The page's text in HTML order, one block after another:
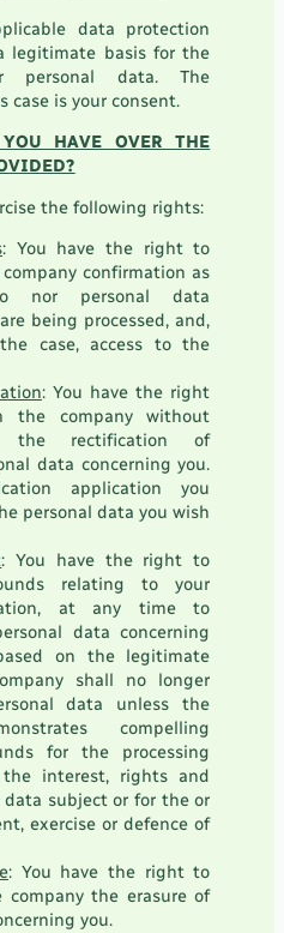
data protection
legitimate basis for the
personal data. The
is your consent.
HAVE OVER THE
the following rights:
: You have the right to
confirmation as
nor personal data
being processed, and,
case, access to the
: You have the right
the company without
the rectification of
data concerning you.
application you
personal data you wish
: You have the right to
relating to your
at any time to
data concerning
on the legitimate
shall no longer
data unless the
compelling
for the processing
the interest, rights and
subject or for the or
exercise or defence of
: You have the right to
the erasure of
you.